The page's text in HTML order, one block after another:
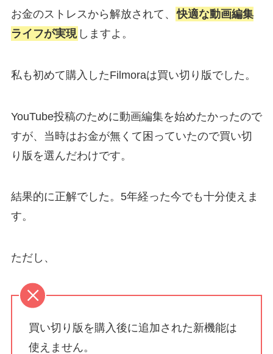
お金のストレスから解放されて、 快適な動画編集
ライフが実現 しますよ。
私も初めて購入したFilmoraは買い切り版でした。
YouTube投稿のために動画編集を始めたかったので
すが、当時はお金が無くて困っていたので買い切
り版を選んだわけです。
結果的に正解でした。5年経った今でも十分使えま
す。
ただし、
買い切り版を購入後に追加された新機能は
使えません。